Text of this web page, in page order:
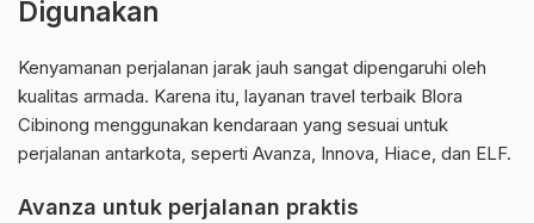
Digunakan
Kenyamanan perjalanan jarak jauh sangat dipengaruhi oleh
kualitas armada. Karena itu, layanan travel terbaik Blora
Cibinong menggunakan kendaraan yang sesuai untuk
perjalanan antarkota, seperti Avanza, Innova, Hiace, dan ELF.
Avanza untuk perjalanan praktis